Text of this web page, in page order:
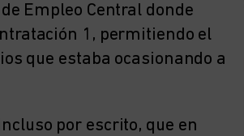
Empleo Central donde
1, permitiendo el
que estaba ocasionando a
por escrito, que en